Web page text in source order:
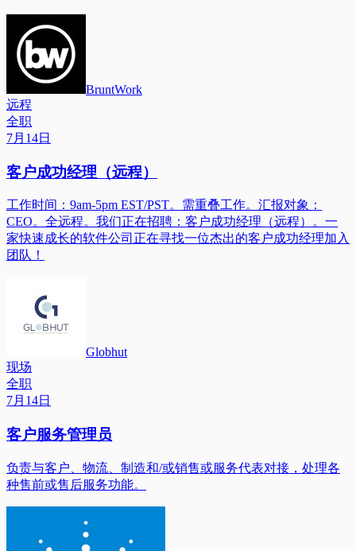
BruntWork
远程
全职
7月14日
客户成功经理（远程）
工作时间：9am-5pm EST/PST。需重叠工作。汇报对象：
CEO。全远程。我们正在招聘：客户成功经理（远程）。一
家快速成长的软件公司正在寻找一位杰出的客户成功经理加入
团队！
Globhut
现场
全职
7月14日
客户服务管理员
负责与客户、物流、制造和/或销售或服务代表对接，处理各
种售前或售后服务功能。